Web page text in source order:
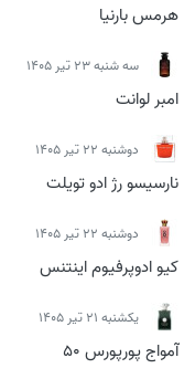
هرمس بارنیا
سه شنبه 23 تیر 1405
امبر لوانت
دوشنبه 22 تیر 1405
نارسیسو رژ ادو تویلت
دوشنبه 22 تیر 1405
کیو ادوپرفیوم اینتنس
يكشنبه 21 تیر 1405
آمواج پورپورس 50